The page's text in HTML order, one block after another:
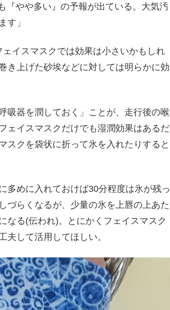
『やや多い』の予報が出ている。大気汚
す」
イスマスクでは効果は小さいかもしれ
き上げた砂埃などに対しては明らかに効
吸器を潤しておく」ことが、走行後の喉
ェイスマスクだけでも湿潤効果はあるだ
スクを袋状に折って氷を入れたりすると
多めに入れておけば30分程度は氷が残っ
づらくなるが、少量の氷を上唇の上あた
なる(伝われ)。とにかくフェイスマスク
夫して活用してほしい。